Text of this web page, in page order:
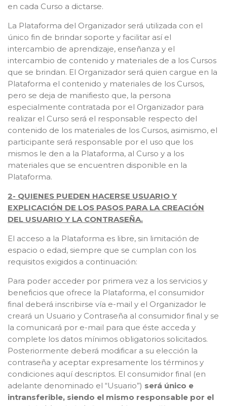
en cada Curso a dictarse.
La Plataforma del Organizador será utilizada con el
único fin de brindar soporte y facilitar así el
intercambio de aprendizaje, enseñanza y el
intercambio de contenido y materiales de a los Cursos
que se brindan. El Organizador será quien cargue en la
Plataforma el contenido y materiales de los Cursos,
pero se deja de manifiesto que, la persona
especialmente contratada por el Organizador para
realizar el Curso será el responsable respecto del
contenido de los materiales de los Cursos, asimismo, el
participante será responsable por el uso que los
mismos le den a la Plataforma, al Curso y a los
materiales que se encuentren disponible en la
Plataforma.
2- QUIENES PUEDEN HACERSE USUARIO Y
EXPLICACIÓN DE LOS PASOS PARA LA CREACIÓN
DEL USUARIO Y LA CONTRASEÑA.
El acceso a la Plataforma es libre, sin limitación de
espacio o edad, siempre que se cumplan con los
requisitos exigidos a continuación:
Para poder acceder por primera vez a los servicios y
beneficios que ofrece la Plataforma, el consumidor
final deberá inscribirse vía e-mail y el Organizador le
creará un Usuario y Contraseña al consumidor final y se
la comunicará por e-mail para que éste acceda y
complete los datos mínimos obligatorios solicitados.
Posteriormente deberá modificar a su elección la
contraseña y aceptar expresamente los términos y
condiciones aquí descriptos. El consumidor final (en
adelante denominado el “Usuario”) será único e
intransferible, siendo el mismo responsable por el